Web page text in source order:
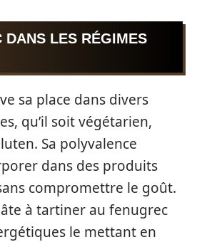
DANS LES RÉGIMES
sa place dans divers
qu’il soit végétarien,
Sa polyvalence
dans des produits
compromettre le goût.
à tartiner au fenugrec
le mettant en